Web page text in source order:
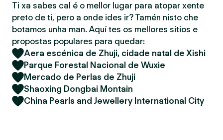
Ti xa sabes cal é o mellor lugar para atopar xente
preto de ti, pero a onde ides ir? Tamén nisto che
botamos unha man. Aquí tes os mellores sitios e
propostas populares para quedar:
Aera escénica de Zhuji, cidade natal de Xishi
Parque Forestal Nacional de Wuxie
Mercado de Perlas de Zhuji
Shaoxing Dongbai Montain
China Pearls and Jewellery International City